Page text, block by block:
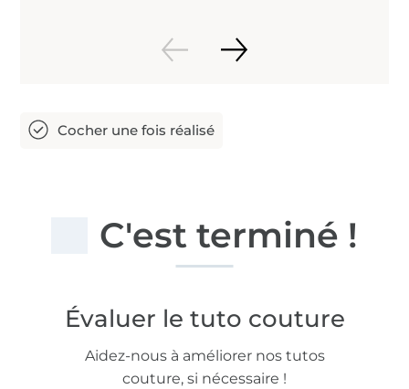
C'est terminé !
Évaluer le tuto couture
Aidez-nous à améliorer nos tutos
couture, si nécessaire !